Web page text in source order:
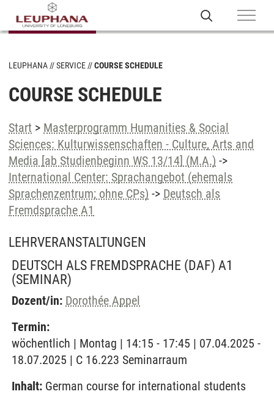
LEUPHANA SERVICE COURSE SCHEDULE
COURSE SCHEDULE
Start > Masterprogramm Humanities & Social
Sciences: Kulturwissenschaften - Culture, Arts and
Media [ab Studienbeginn WS 13/14] (M.A.) ->
International Center: Sprachangebot (ehemals
Sprachenzentrum; ohne CPs) -> Deutsch als
Fremdsprache A1
LEHRVERANSTALTUNGEN
DEUTSCH ALS FREMDSPRACHE (DAF) A1
(SEMINAR)
Dozent/in: Dorothée Appel
Termin:
wöchentlich | Montag | 14:15 - 17:45 | 07.04.2025 -
18.07.2025 | C 16.223 Seminarraum
Inhalt: German course for international students